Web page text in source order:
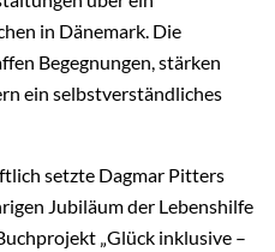
in Dänemark. Die
Begegnungen, stärken
ein selbstverständliches
setzte Dagmar Pitters
Jubiläum der Lebenshilfe
„Glück inklusive –